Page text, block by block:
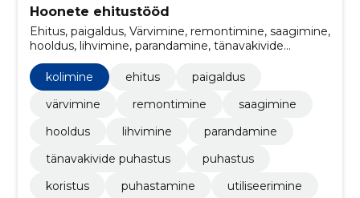
Hoonete ehitustööd
Ehitus, paigaldus, Värvimine, remontimine, saagimine,
hooldus, lihvimine, parandamine, tänavakivide
puhastus, puhastus
kolimine
ehitus
paigaldus
värvimine
remontimine
saagimine
hooldus
lihvimine
parandamine
tänavakivide puhastus
puhastus
koristus
puhastamine
utiliseerimine